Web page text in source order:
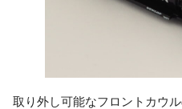
取り外し可能なフロントカウ